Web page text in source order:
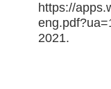
https://
2021.